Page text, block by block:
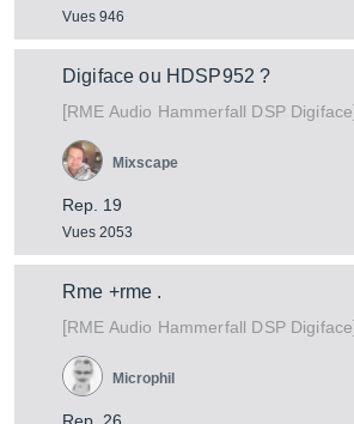
Vues 946
Digiface ou HDSP952 ?
[RME Audio Hammerfall DSP Digiface
Rep. 19
Vues 2053
Mixscape
Rme +rme .
[RME Audio Hammerfall DSP Digiface
Microphil